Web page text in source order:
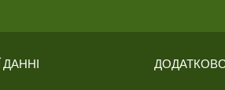
ДАННІ